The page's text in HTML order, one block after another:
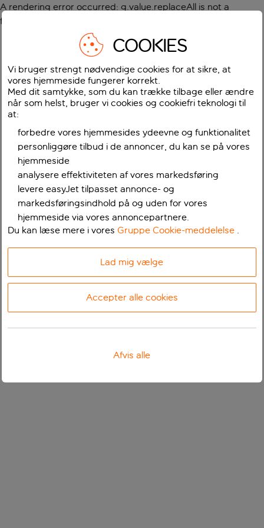
A rendering error occurred: g.value.replaceAll is not a
function
COOKIES
Vi bruger strengt nødvendige cookies for at sikre, at
vores hjemmeside fungerer korrekt.
Med dit samtykke, som du kan trække tilbage eller ændre
når som helst, bruger vi cookies og cookiefri teknologi til
at:
forbedre vores hjemmesides ydeevne og funktionalitet
personliggøre tilbud i de annoncer, du kan se på vores
hjemmeside
analysere effektiviteten af vores markedsføring
levere easyJet tilpasset annonce- og
markedsføringsindhold på og uden for vores
hjemmeside via vores annoncepartnere.
Du kan læse mere i voresGruppe Cookie-meddelelse .
Lad mig vælge
Accepter alle cookies
Afvis alle